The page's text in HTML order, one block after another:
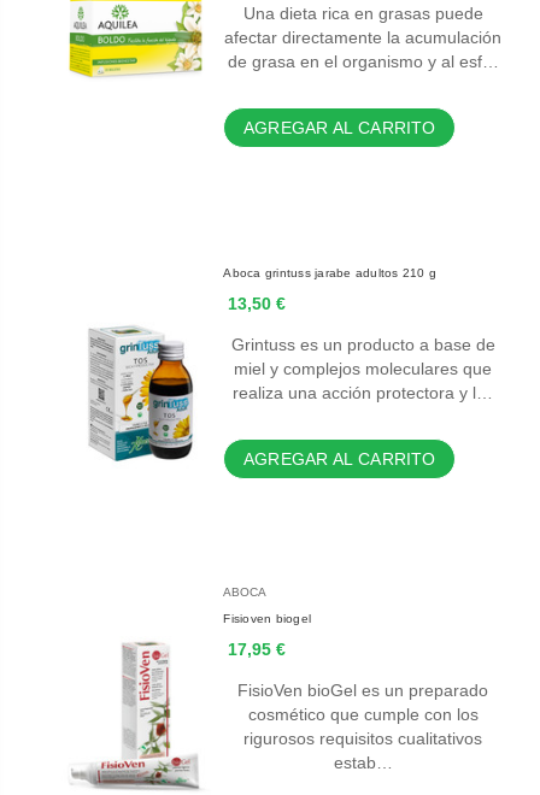
Una dieta rica en grasas puede
afectar directamente la acumulación
de grasa en el organismo y al esf…
AGREGAR AL CARRITO
Aboca grintuss jarabe adultos 210 g
13,50 €
Grintuss es un producto a base de
miel y complejos moleculares que
realiza una acción protectora y l…
AGREGAR AL CARRITO
ABOCA
Fisioven biogel
17,95 €
FisioVen bioGel es un preparado
cosmético que cumple con los
rigurosos requisitos cualitativos
estab…